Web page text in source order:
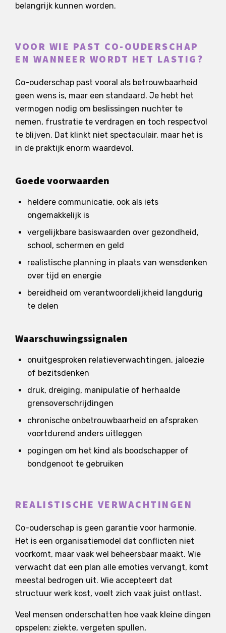
belangrijk kunnen worden.
VOOR WIE PAST CO-OUDERSCHAP
EN WANNEER WORDT HET LASTIG?
Co-ouderschap past vooral als betrouwbaarheid
geen wens is, maar een standaard. Je hebt het
vermogen nodig om beslissingen nuchter te
nemen, frustratie te verdragen en toch respectvol
te blijven. Dat klinkt niet spectaculair, maar het is
in de praktijk enorm waardevol.
Goede voorwaarden
heldere communicatie, ook als iets
ongemakkelijk is
vergelijkbare basiswaarden over gezondheid,
school, schermen en geld
realistische planning in plaats van wensdenken
over tijd en energie
bereidheid om verantwoordelijkheid langdurig
te delen
Waarschuwingssignalen
onuitgesproken relatieverwachtingen, jaloezie
of bezitsdenken
druk, dreiging, manipulatie of herhaalde
grensoverschrijdingen
chronische onbetrouwbaarheid en afspraken
voortdurend anders uitleggen
pogingen om het kind als boodschapper of
bondgenoot te gebruiken
REALISTISCHE VERWACHTINGEN
Co-ouderschap is geen garantie voor harmonie.
Het is een organisatiemodel dat conflicten niet
voorkomt, maar vaak wel beheersbaar maakt. Wie
verwacht dat een plan alle emoties vervangt, komt
meestal bedrogen uit. Wie accepteert dat
structuur werk kost, voelt zich vaak juist ontlast.
Veel mensen onderschatten hoe vaak kleine dingen
opspelen: ziekte, vergeten spullen,